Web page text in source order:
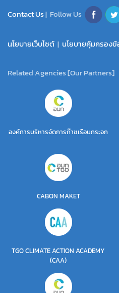
Contact Us| Follow Us
นโยบายเว็บไซต์ | นโยบายคุ้มครอง
Related Agencies [Our Partners]
องค์การบริหารจัดการก๊าซเรือนกระจก
CABON MAKET
TGO CLIMATE ACTION ACADEMY
(CAA)